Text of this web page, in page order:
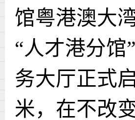
馆粤港澳大
“人才港分
务大厅正式
米， 在不改